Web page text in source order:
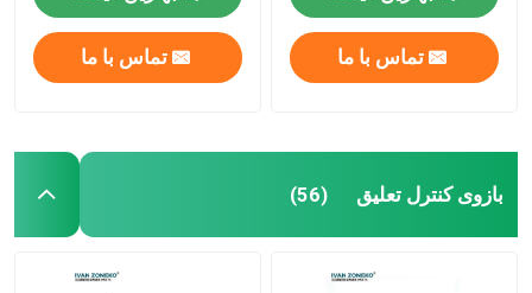
تماس با ما تماس با ما
بازوی کنترل تعلیق (56)